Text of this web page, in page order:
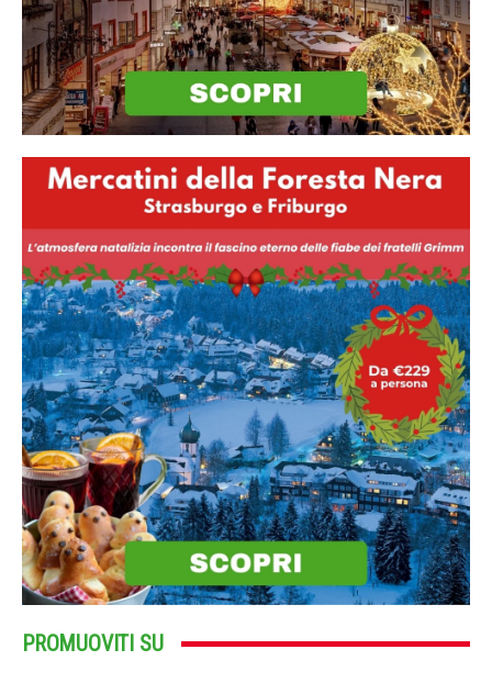
PROMUOVITI SU